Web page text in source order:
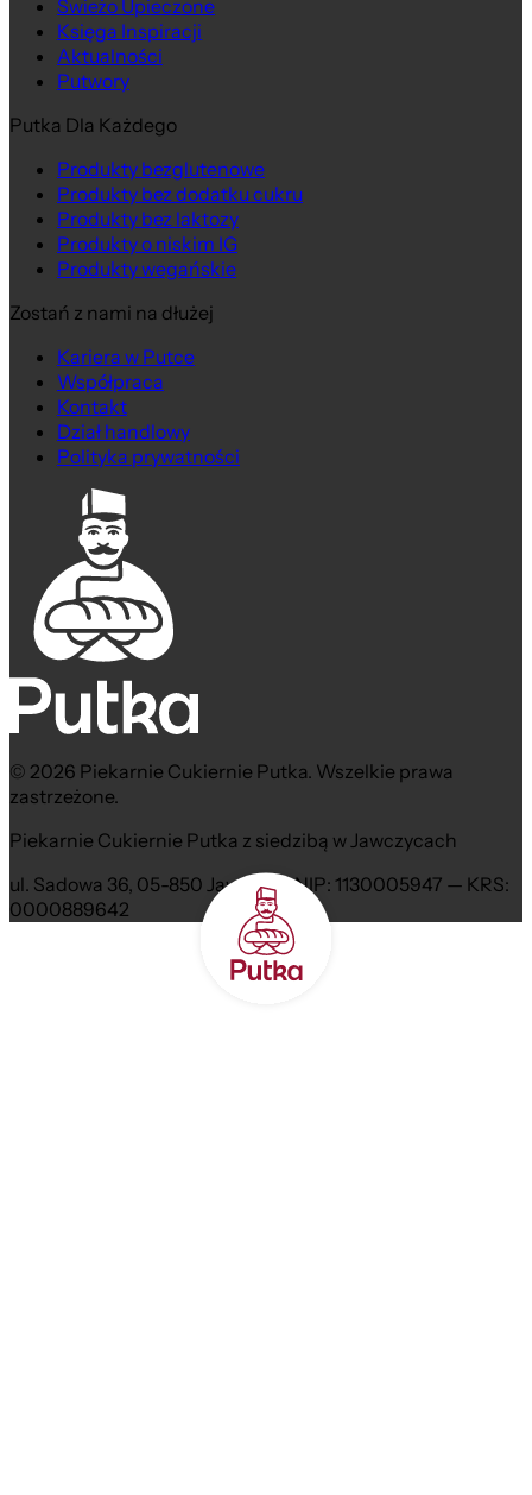
Świeżo Upieczone
Księga Inspiracji
Aktualności
Putwory
Putka Dla Każdego
Produkty bezglutenowe
Produkty bez dodatku cukru
Produkty bez laktozy
Produkty o niskim IG
Produkty wegańskie
Zostań z nami na dłużej
Kariera w Putce
Współpraca
Kontakt
Dział handlowy
Polityka prywatności
© 2026 Piekarnie Cukiernie Putka. Wszelkie prawa
zastrzeżone.
Piekarnie Cukiernie Putka z siedzibą w Jawczycach
ul. Sadowa 36, 05-850 Jawczyce NIP: 1130005947 — KRS:
0000889642